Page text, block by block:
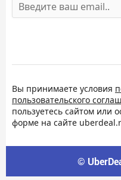
Вы принимаете условия
пользовательского
пользуетесь сайтом или
форме на сайте
©